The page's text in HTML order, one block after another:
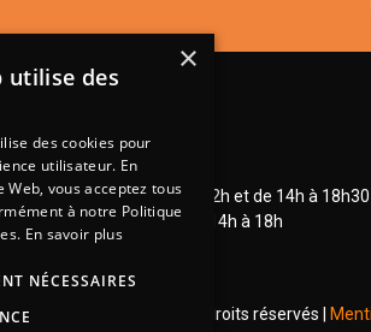
Lundi de 14h à 18h30
Mardi à vendredi de 9h à 12h et de 14h à 18h30
Samedi de 9h à 12h et de 14h à 18h
Groupe Steinmetz - Tous droits réservés |
×
utilise des
des cookies pour
utilisateur. En
vous acceptez tous
à notre Politique
En savoir plus
NÉCESSAIRES